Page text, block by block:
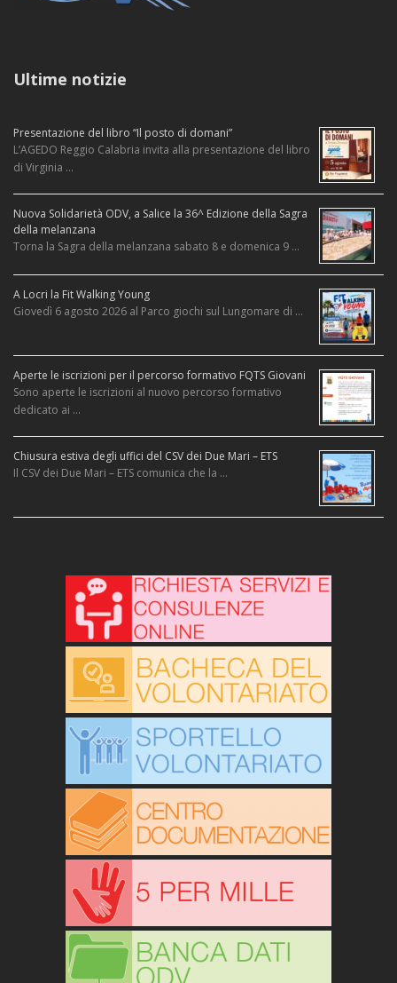
Ultime notizie
Presentazione del libro “Il posto di domani”
L’AGEDO Reggio Calabria invita alla presentazione del libro
di Virginia …
Nuova Solidarietà ODV, a Salice la 36^ Edizione della Sagra
della melanzana
Torna la Sagra della melanzana sabato 8 e domenica 9 …
A Locri la Fit Walking Young
Giovedì 6 agosto 2026 al Parco giochi sul Lungomare di …
Aperte le iscrizioni per il percorso formativo FQTS Giovani
Sono aperte le iscrizioni al nuovo percorso formativo
dedicato ai …
Chiusura estiva degli uffici del CSV dei Due Mari – ETS
Il CSV dei Due Mari – ETS comunica che la …